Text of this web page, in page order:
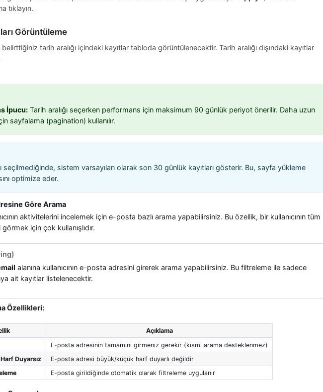
tıklayın.
Görüntüleme
tarih aralığı içindeki kayıtlar tabloda görüntülenecektir. Tarih aralığı dışındaki kayıtlar
İpucu: Tarih aralığı seçerken performans için maksimum 90 günlük periyot önerilir. Daha uzun
sayfalama (pagination) kullanılır.
seçilmediğinde, sistem varsayılan olarak son 30 günlük kayıtları gösterir. Bu, sayfa yükleme
optimize eder.
Göre Arama
aktivitelerini incelemek için e-posta bazlı arama yapabilirsiniz. Bu özellik, bir kullanıcının tüm
için çok kullanışlıdır.
)
alanına kullanıcının e-posta adresini girerek arama yapabilirsiniz. Bu filtreleme ile sadece
ait kayıtlar listelenecektir.
Özellikleri:
Açıklama
E-posta adresinin tamamını girmeniz gerekir (kısmi arama desteklenmez)
Duyarsız
E-posta adresi büyük/küçük harf duyarlı değildir
E-posta girildiğinde otomatik olarak filtreleme uygulanır